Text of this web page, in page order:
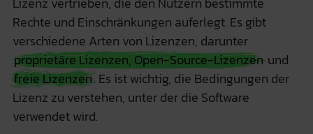
Rechte und Einschränkungen auferlegt. Es gibt
verschiedene Arten von Lizenzen, darunter
proprietäre Lizenzen, Open-Source-Lizenzenund
freie Lizenzen. Es ist wichtig, die Bedingungen der
Lizenz zu verstehen, unter der die Software
verwendet wird.